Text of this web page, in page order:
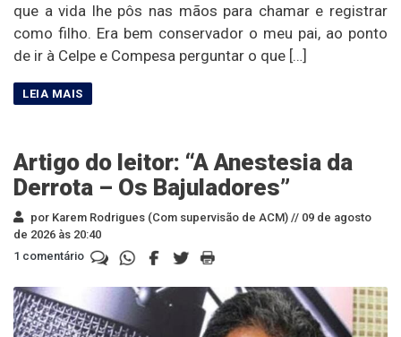
que a vida lhe pôs nas mãos para chamar e registrar
como filho. Era bem conservador o meu pai, ao ponto
de ir à Celpe e Compesa perguntar o que […]
Artigo do leitor: “A Anestesia da
Derrota – Os Bajuladores”
por Karem Rodrigues (Com supervisão de ACM) // 09 de agosto
de 2026 às 20:40
1 comentário